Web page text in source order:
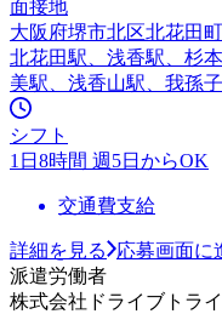
面接地
大阪府堺市北区北花田町
北花田駅、浅香駅、杉
美駅、浅香山駅、我孫
シフト
1日8時間 週5日からOK
交通費支給
詳細を見る
応募画面に
派遣労働者
株式会社ドライブトラ